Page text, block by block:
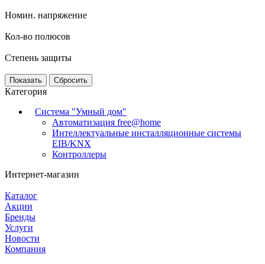
Категория
Система "Умный дом"
Автоматизация free@home
Интеллектуальные инсталляционные системы
EIB/KNX
Контроллеры
Номин. напряжение
Кол-во полюсов
Степень защиты
Сбросить
Интернет-магазин
Каталог
Акции
Бренды
Услуги
Новости
Компания